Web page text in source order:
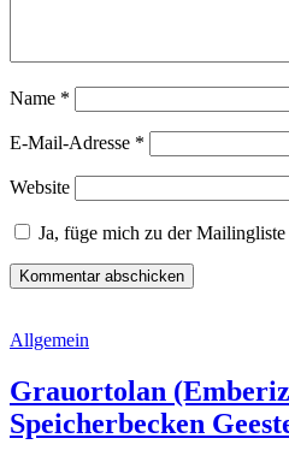
Name *
E-Mail-Adresse *
Website
Ja, füge mich zu der
Allgemein
Grauortolan
Speicherbecken